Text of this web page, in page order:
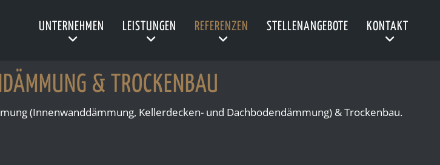
UNTERNEHMEN LEISTUNGEN REFERENZEN STELLENANGEBOTE KONTAKT
& TROCKENBAU
(Innenwanddämmung, Kellerdecken- und Dachbodendämmung) & Trockenbau.